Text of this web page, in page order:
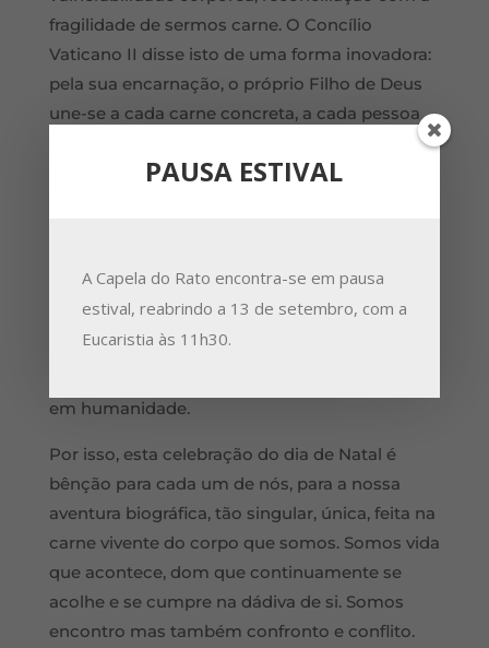
fragilidade de sermos carne. O Concílio
Vaticano II disse isto de uma forma inovadora:
pela sua encarnação, o próprio Filho de Deus
une-se a cada carne concreta, a cada pessoa
nossa carne Cristo une-se a nós, torna-se
órias singulares, de biografias, de
existências corpóreas que se cruzam, se
confrontam e se completam. E na aceitação
em humanidade.
Por isso, esta celebração do dia de Natal é
bênção para cada um de nós, para a nossa
aventura biográfica, tão singular, única, feita na
carne vivente do corpo que somos. Somos vida
que acontece, dom que continuamente se
acolhe e se cumpre na dádiva de si. Somos
encontro mas também confronto e conflito.
PAUSA ESTIVAL
A Capela do Rato encontra-se em pausa
estival, reabrindo a 13 de setembro, com a
Eucaristia às 11h30.